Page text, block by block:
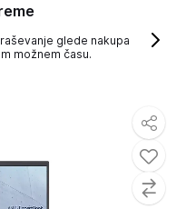
glede nakupa
možnem času.